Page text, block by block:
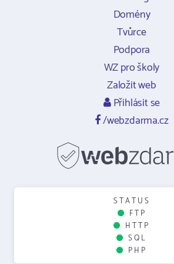
Domény
Tvůrce
Podpora
WZ pro školy
Založit web
Přihlásit se
/webzdarma.cz
STATUS
FTP
HTTP
SQL
PHP